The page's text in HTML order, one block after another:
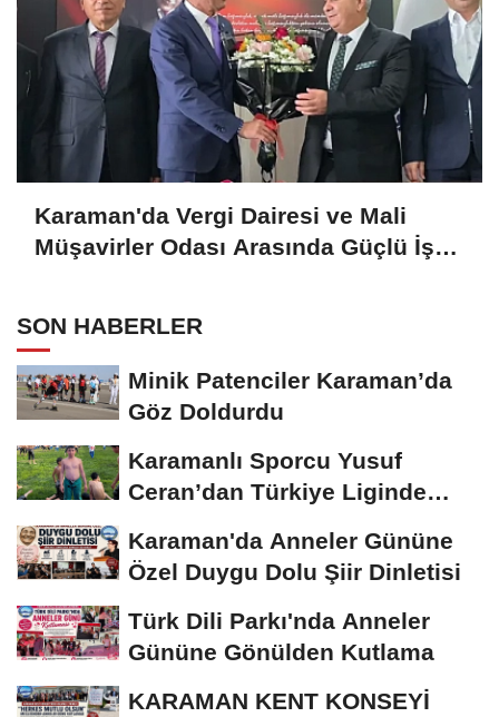
Karaman'da Vergi Dairesi ve Mali
Müşavirler Odası Arasında Güçlü İş
SON HABERLER
Minik Patenciler Karaman’da
Göz Doldurdu
Karamanlı Sporcu Yusuf
Ceran’dan Türkiye Liginde
Karaman'da Anneler Gününe
Özel Duygu Dolu Şiir Dinletisi
Türk Dili Parkı'nda Anneler
Gününe Gönülden Kutlama
KARAMAN KENT KONSEYİ